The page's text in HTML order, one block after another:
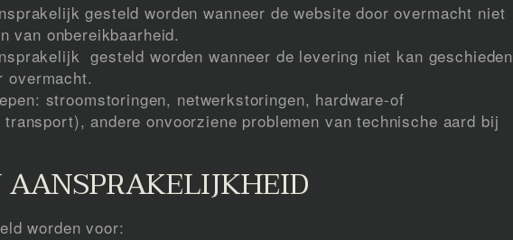
gesteld worden wanneer de website door overmacht niet
van onbereikbaarheid.
gesteld worden wanneer de levering niet kan geschieden
overmacht.
stroomstoringen, netwerkstoringen, hardware-of
andere onvoorziene problemen van technische aard bij
worden voor: